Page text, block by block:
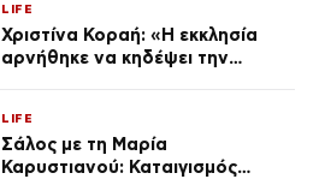
αποκλεισμό από το Μουντιάλ
LIFE
Χριστίνα Κοραή: «Η εκκλησία
αρνήθηκε να κηδέψει την
LIFE
Σάλος με τη Μαρία
Καρυστιανού: Καταιγισμός